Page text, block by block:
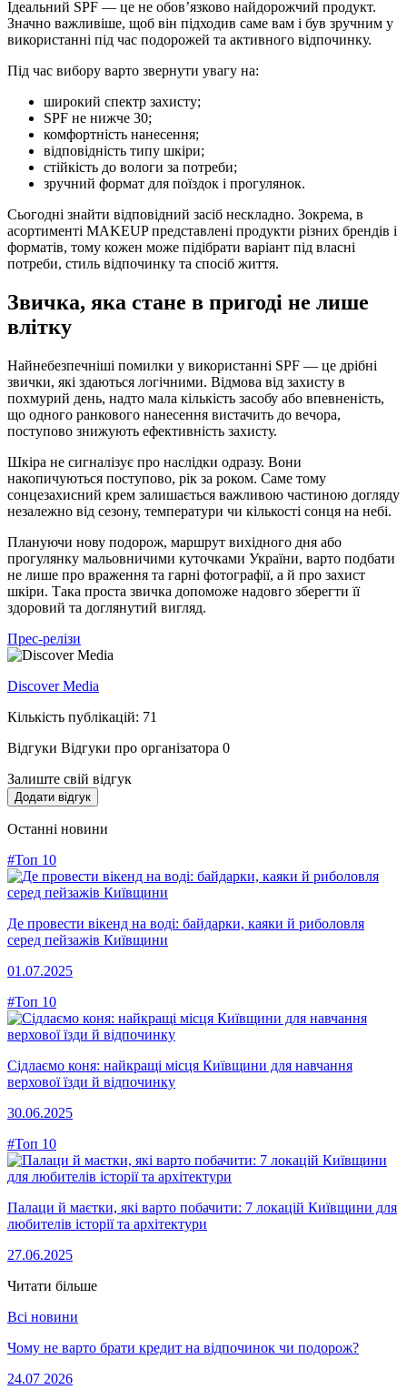
Ідеальний SPF — це не обов’язково найдорожчий продукт.
Значно важливіше, щоб він підходив саме вам і був зручним у
використанні під час подорожей та активного відпочинку.
Під час вибору варто звернути увагу на:
широкий спектр захисту;
SPF не нижче 30;
комфортність нанесення;
відповідність типу шкіри;
стійкість до вологи за потреби;
зручний формат для поїздок і прогулянок.
Сьогодні знайти відповідний засіб нескладно. Зокрема, в
асортименті MAKEUP представлені продукти різних брендів і
форматів, тому кожен може підібрати варіант під власні
потреби, стиль відпочинку та спосіб життя.
Звичка, яка стане в пригоді не лише
влітку
Найнебезпечніші помилки у використанні SPF — це дрібні
звички, які здаються логічними. Відмова від захисту в
похмурий день, надто мала кількість засобу або впевненість,
що одного ранкового нанесення вистачить до вечора,
поступово знижують ефективність захисту.
Шкіра не сигналізує про наслідки одразу. Вони
накопичуються поступово, рік за роком. Саме тому
сонцезахисний крем залишається важливою частиною догляду
незалежно від сезону, температури чи кількості сонця на небі.
Плануючи нову подорож, маршрут вихідного дня або
прогулянку мальовничими куточками України, варто подбати
не лише про враження та гарні фотографії, а й про захист
шкіри. Така проста звичка допоможе надовго зберегти її
здоровий та доглянутий вигляд.
Прес-релізи
Discover Media
Кількість публікацій: 71
Відгуки Відгуки про організатора 0
Залиште свій відгук
Додати відгук
Останні новини
#Топ 10
Де провести вікенд на воді: байдарки, каяки й риболовля
серед пейзажів Київщини
01.07.2025
#Топ 10
Сідлаємо коня: найкращі місця Київщини для навчання
верхової їзди й відпочинку
30.06.2025
#Топ 10
Палаци й маєтки, які варто побачити: 7 локацій Київщини для
любителів історії та архітектури
27.06.2025
Читати більше
Всі новини
Чому не варто брати кредит на відпочинок чи подорож?
24.07 2026